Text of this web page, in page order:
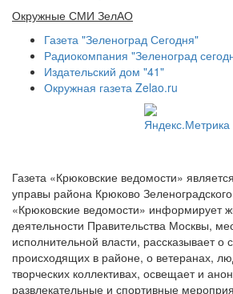
Окружные СМИ ЗелАО
Газета "Зеленоград Сегодня"
Радиокомпания "Зеленоград
Издательский дом "41"
Окружная газета Zelao.ru
Газета «Крюковские ведомости»
управы района Крюково
«Крюковские ведомости» информирует
деятельности Правительства Москвы,
исполнительной власти, рассказывает о
происходящих в районе, о ветеранах,
творческих коллективах, освещает и
развлекательные и спортивные